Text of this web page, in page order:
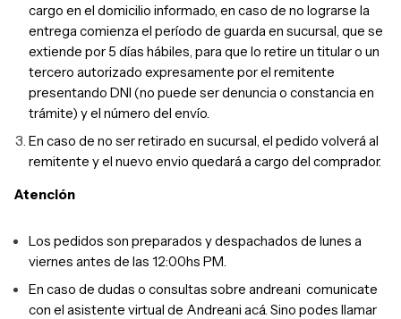
cargo en el domicilio informado, en caso de no lograrse la
entrega comienza el período de guarda en sucursal, que se
extiende por 5 días hábiles, para que lo retire un titular o un
tercero autorizado expresamente por el remitente
presentando DNI (no puede ser denuncia o constancia en
trámite) y el número del envío.
En caso de no ser retirado en sucursal, el pedido volverá al
remitente y el nuevo envio quedará a cargo del comprador.
Atención
Los pedidos son preparados y despachados de lunes a
viernes antes de las 12:00hs PM.
En caso de dudas o consultas sobre andreani comunicate
con el asistente virtual de Andreani acá. Sino podes llamar